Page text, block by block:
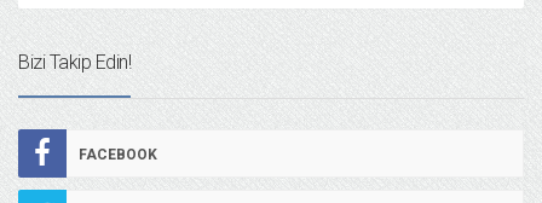
Bizi Takip Edin!
FACEBOOK